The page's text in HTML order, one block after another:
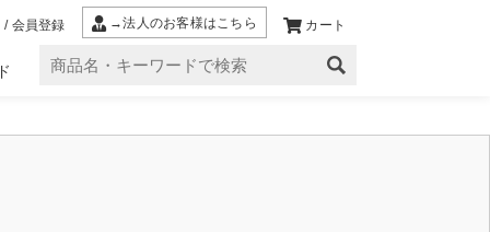
/ 会員登録 →法人のお客様はこちら カート